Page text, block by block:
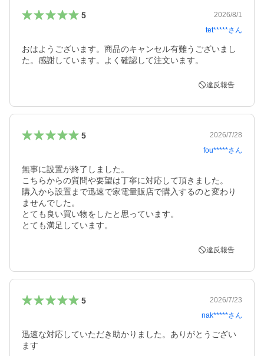
5
2026/8/1
tet*****さん
おはようございます。商品のキャンセル有難うございまし
た。感謝しています。よく確認して注文います。
違反報告
5
2026/7/28
fou*****さん
無事に設置が終了しました。
こちらからの質問や要望は丁寧に対応して頂きました。
購入から設置まで迅速で家電量販店で購入するのと変わり
ませんでした。
とても良い買い物をしたと思っています。
違反報告
5
2026/7/23
nak*****さん
迅速な対応していただき助かりました。ありがとうござい
ます